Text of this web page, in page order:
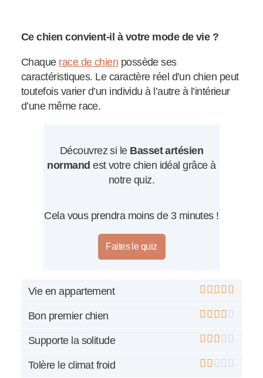
Ce chien convient-il à votre mode de vie ?
Chaque race de chien possède ses
caractéristiques. Le caractère réel d’un chien peut
toutefois varier d’un individu à l’autre à l’intérieur
d’une même race.
Découvrez si le Basset artésien
normand est votre chien idéal grâce à
notre quiz.
Cela vous prendra moins de 3 minutes !
Faites le quiz
Vie en appartement
Bon premier chien
Supporte la solitude
Tolère le climat froid